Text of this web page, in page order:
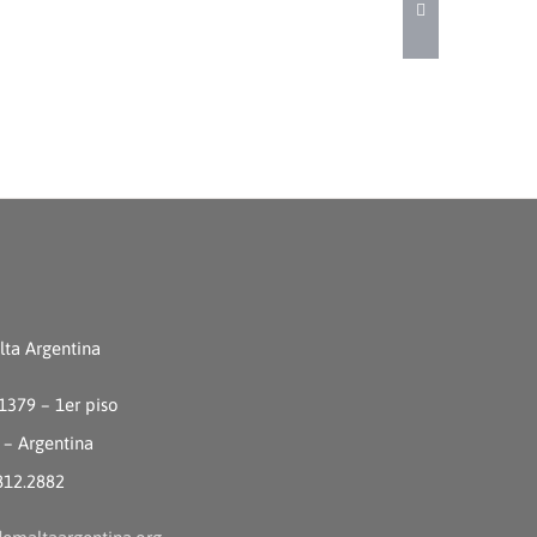
Argentina
– 1er piso
– Argentina